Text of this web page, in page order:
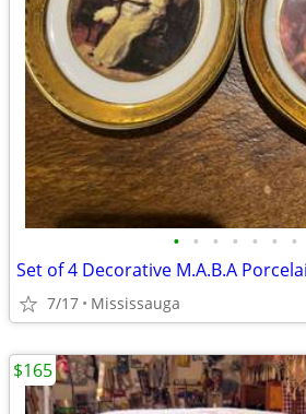
• • • • • • •
7/17 Mississauga
$165